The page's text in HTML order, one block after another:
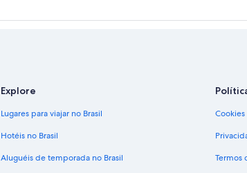
Explore
Lugares para viajar no Brasil
Hotéis no Brasil
Aluguéis de temporada no Brasil
Cookies
Termos